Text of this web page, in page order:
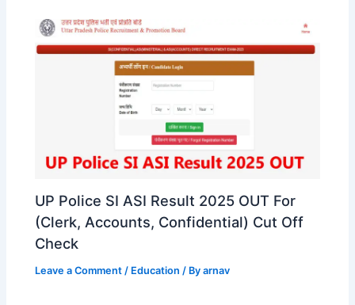
UP Police SI ASI Result 2025 OUT For
(Clerk, Accounts, Confidential) Cut Off
Check
Leave a Comment / Education / Byarnav